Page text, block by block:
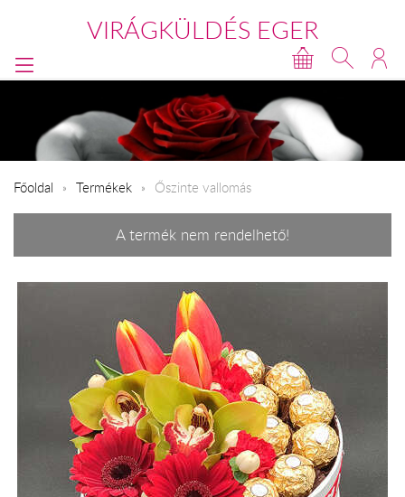
VIRÁGKÜLDÉS EGER
Főoldal Termékek Őszinte vallomás
A termék nem rendelhető!